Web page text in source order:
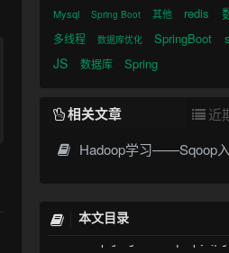
Mysql Spring Boot 其他 redis
多线程 数据库优化 SpringBoot
JS 数据库 Spring
相关文章
近
Hadoop学习——Sqoop
本文目录